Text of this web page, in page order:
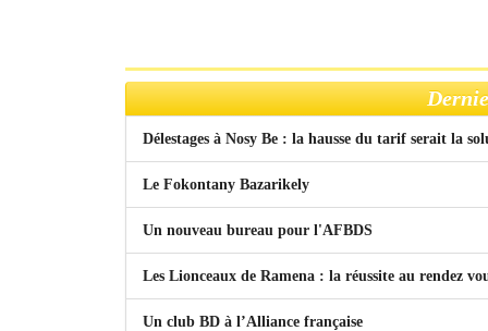
Délestages à Nosy Be : la hausse du tarif serait la
Le Fokontany Bazarikely
Un nouveau bureau pour l'AFBDS
Les Lionceaux de Ramena : la réussite au rendez
Un club BD à l’Alliance française